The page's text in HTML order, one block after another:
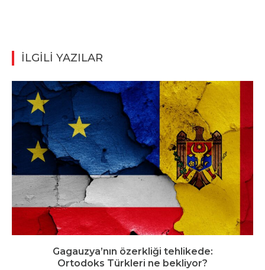
İLGİLİ YAZILAR
Gagauzya’nın özerkliği tehlikede:
Ortodoks Türkleri ne bekliyor?